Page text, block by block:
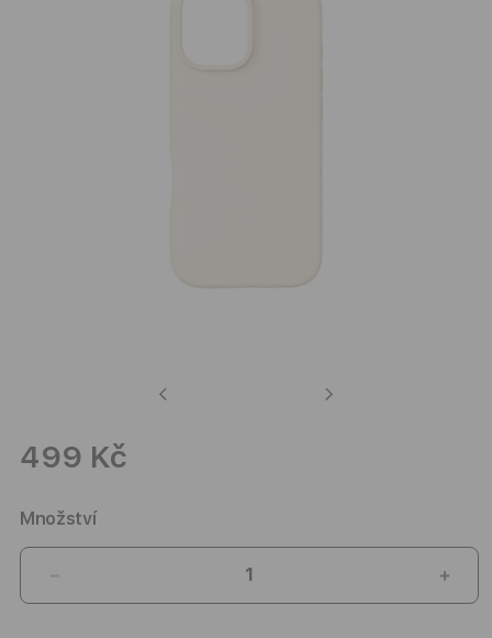
Previous Next
499 Kč
Množství
množství